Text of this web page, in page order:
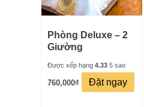
Phòng Deluxe – 2
Giường
Được xếp hạng 4.33 5 sao
760,000₫ Đặt ngay